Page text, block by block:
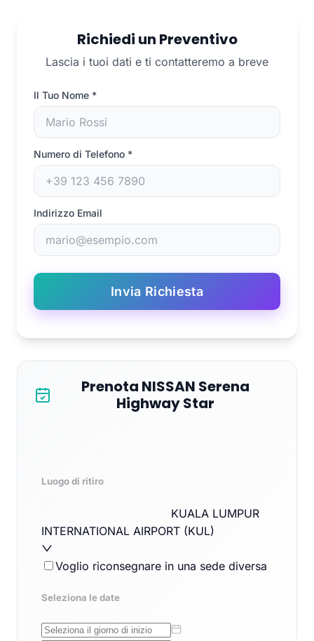
Richiedi un Preventivo
Lascia i tuoi dati e ti contatteremo a breve
Il Tuo Nome *
Numero di Telefono *
Indirizzo Email
Invia Richiesta
Prenota NISSAN Serena
Highway Star